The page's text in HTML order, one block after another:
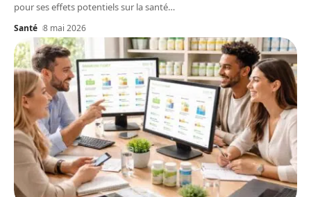
pour ses effets potentiels sur la santé…
Santé 8 mai 2026